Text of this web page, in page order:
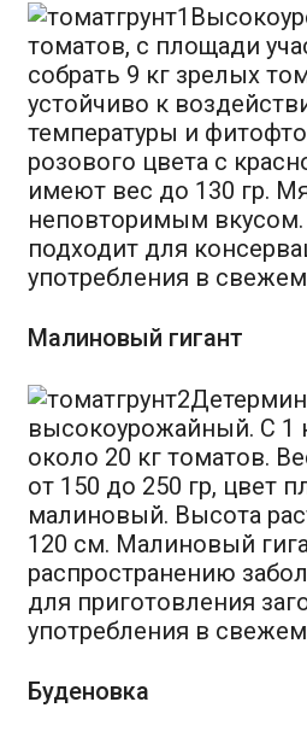
томатов, с площади
собрать 9 кг зрелых
устойчиво к
температуры и
розового цвета с
имеют вес до 130 гр.
неповторимым
подходит для
употребления в
Малиновый гигант
высокоурожайный. С 1
около 20 кг томатов.
от 150 до 250 гр, цвет
малиновый. Высота
120 см. Малиновый
распространению
для приготовления
употребления в
Буденовка